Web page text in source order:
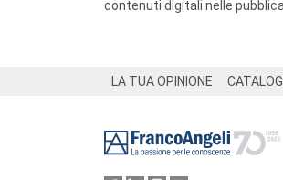
contenuti digitali nelle
LA TUA OPINIONE